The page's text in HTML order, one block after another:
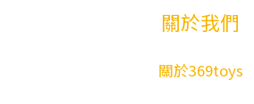
關於我們
關於369toys